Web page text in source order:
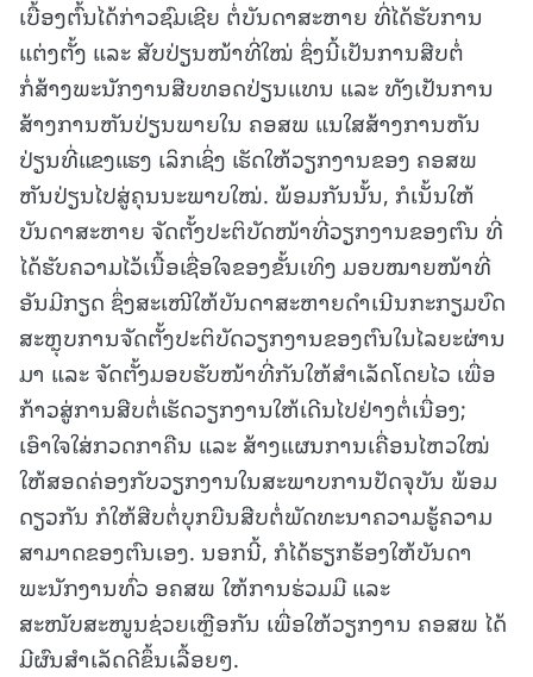
ເບື້ອງຕົ້ນໄດ້ກ່າວຊົມເຊີຍ ຕໍ່ບັນດາສະຫາຍ ທີ່ໄດ້ຮັບການ
ແຕ່ງຕັ້ງ ແລະ ສັບປ່ຽນໜ້າທີ່ໃໝ່ ຊຶ່ງນີ້ເປັນການສືບຕໍ່
ກໍ່ສ້າງພະນັກງານສືບທອດປ່ຽນແທນ ແລະ ທັງເປັນການ
ສ້າງການຫັນປ່ຽນພາຍໃນ ຄອສພ ແນໃສສ້າງການຫັນ
ປ່ຽນທີ່ແຂງແຮງ ເລິກເຊິ່ງ ເຮັດໃຫ້ວຽກງານຂອງ ຄອສພ
ຫັນປ່ຽນໄປສູ່ຄຸນນະພາບໃໝ່. ພ້ອມກັນນັ້ນ, ກໍເນັ້ນໃຫ້
ບັນດາສະຫາຍ ຈັດຕັ້ງປະຕິບັດໜ້າທີ່ວຽກງານຂອງຕົນ ທີ່
ໄດ້ຮັບຄວາມໄວ້ເນື້ອເຊື່ອໃຈຂອງຂັ້ນເທິງ ມອບໝາຍໜ້າທີ່
ອັນມີກຽດ ຊຶ່ງສະເໜີໃຫ້ບັນດາສະຫາຍດຳເນີນກະກຽມບົດ
ສະຫຼຸບການຈັດຕັ້ງປະຕິບັດວຽກງານຂອງຕົນໃນໄລຍະຜ່ານ
ມາ ແລະ ຈັດຕັ້ງມອບຮັບໜ້າທີ່ກັນໃຫ້ສຳເລັດໂດຍໄວ ເພື່ອ
ກ້າວສູ່ການສືບຕໍ່ເຮັດວຽກງານໃຫ້ເດີນໄປຢ່າງຕໍ່ເນື່ອງ;
ເອົາໃຈໃສ່ກວດກາຄືນ ແລະ ສ້າງແຜນການເຄື່ອນໄຫວໃໝ່
ໃຫ້ສອດຄ່ອງກັບວຽກງານໃນສະພາບການປັດຈຸບັນ ພ້ອມ
ດຽວກັນ ກໍໃຫ້ສືບຕໍ່ບຸກບືນສືບຕໍ່ພັດທະນາຄວາມຮູ້ຄວາມ
ສາມາດຂອງຕົນເອງ. ນອກນີ້, ກໍໄດ້ຮຽກຮ້ອງໃຫ້ບັນດາ
ພະນັກງານທົ່ວ ອຄສພ ໃຫ້ການຮ່ວມມື ແລະ
ສະໜັບສະໜູນຊ່ວຍເຫຼືອກັນ ເພື່ອໃຫ້ວຽກງານ ຄອສພ ໄດ້
ມີຜົນສຳເລັດດີຂຶ້ນເລື້ອຍໆ.